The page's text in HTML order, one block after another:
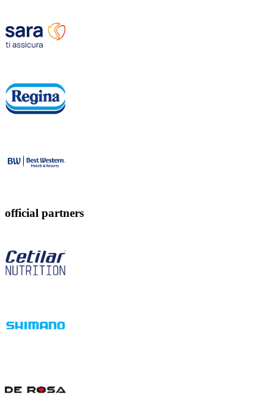
official partners